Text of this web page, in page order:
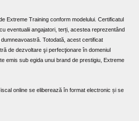
Extreme Training conform modelului. Certificatul
eventualii angajatori, terți, acestea reprezentând
Totodată, acest certificat
de dezvoltare şi perfecţionare în domeniul
emis sub egida unui brand de prestigiu, Extreme
online se eliberează în format electronic și se